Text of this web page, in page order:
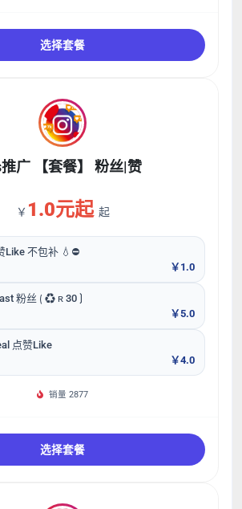
选择套餐
Ins推广 【套餐】 粉丝|赞
￥ 1.0元起 起
Like 不包补 💧⛔
￥1.0
粉丝 ⟮ ♻ ʀ 30 ⟯
￥5.0
点赞Like
￥4.0
销量 2877
选择套餐